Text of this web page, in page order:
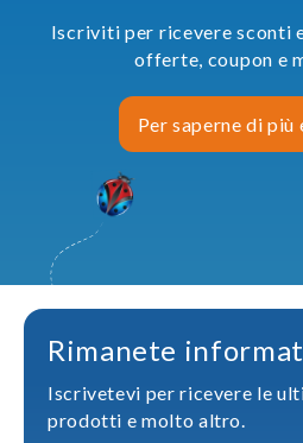
Iscriviti per ricevere sconti
offerte, coupon e
Per saperne di più
Rimanete
Iscrivetevi per ricevere le
prodotti e molto altro.